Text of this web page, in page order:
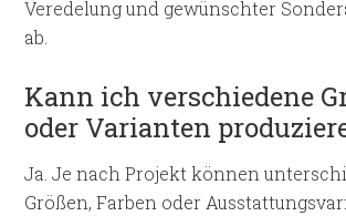
Veredelung und gewünschter
ab.
Kann ich verschiedene
oder Varianten
Ja. Je nach Projekt können
Größen, Farben oder